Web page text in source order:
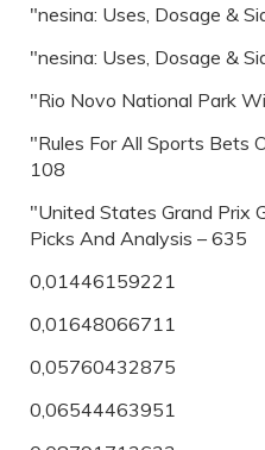
"nesina: Uses, Dosage &
"nesina: Uses, Dosage &
"Rio Novo National Park
"Rules For All Sports Bets
108
"United States Grand Prix
Picks And Analysis – 635
0,01446159221
0,01648066711
0,05760432875
0,06544463951